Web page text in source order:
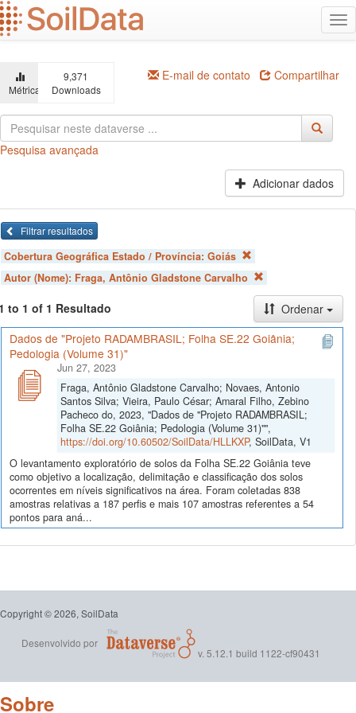
Ir
para
o
principal
Métricas
9,371
Downloads
E-mail de contato Compartilhar
Pesquisa avançada
Adicionar dados
Filtrar resultados
Cobertura Geográfica Estado / Província: Goiás
Autor (Nome): Fraga, Antônio Gladstone Carvalho
to 1 of 1 Resultado
Ordenar
Dados de "Projeto RADAMBRASIL; Folha SE.22 Goiânia;
Pedologia (Volume 31)"
Jun 27, 2023
Fraga, Antônio Gladstone Carvalho; Novaes, Antonio
Santos Silva; Vieira, Paulo César; Amaral Filho, Zebino
Pacheco do, 2023, "Dados de "Projeto RADAMBRASIL;
Folha SE.22 Goiânia; Pedologia (Volume 31)"",
https://doi.org/10.60502/SoilData/HLLKXP, SoilData, V1
O levantamento exploratório de solos da Folha SE.22 Goiânia teve
como objetivo a localização, delimitação e classificação dos solos
ocorrentes em níveis significativos na área. Foram coletadas 838
amostras relativas a 187 perfis e mais 107 amostras referentes a 54
pontos para aná...
Copyright © 2026, SoilData
Desenvolvido por
v. 5.12.1 build 1122-cf90431
Sobre